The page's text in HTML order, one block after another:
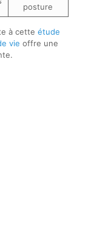
posture
à cette étude
vie offre une